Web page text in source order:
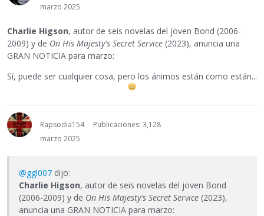
marzo 2025
Charlie Higson, autor de seis novelas del joven Bond (2006-
2009) y de On His Majesty's Secret Service (2023), anuncia una
GRAN NOTICIA para marzo:
Sí, puede ser cualquier cosa, pero los ánimos están como están...
Rapsodia154
Publicaciones: 3,128
marzo 2025
@ggl007 dijo:
Charlie Higson, autor de seis novelas del joven Bond
(2006-2009) y de On His Majesty's Secret Service (2023),
anuncia una GRAN NOTICIA para marzo: